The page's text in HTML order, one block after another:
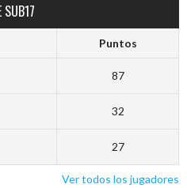
SUB17
Puntos
87
32
27
Ver todos los jugadores